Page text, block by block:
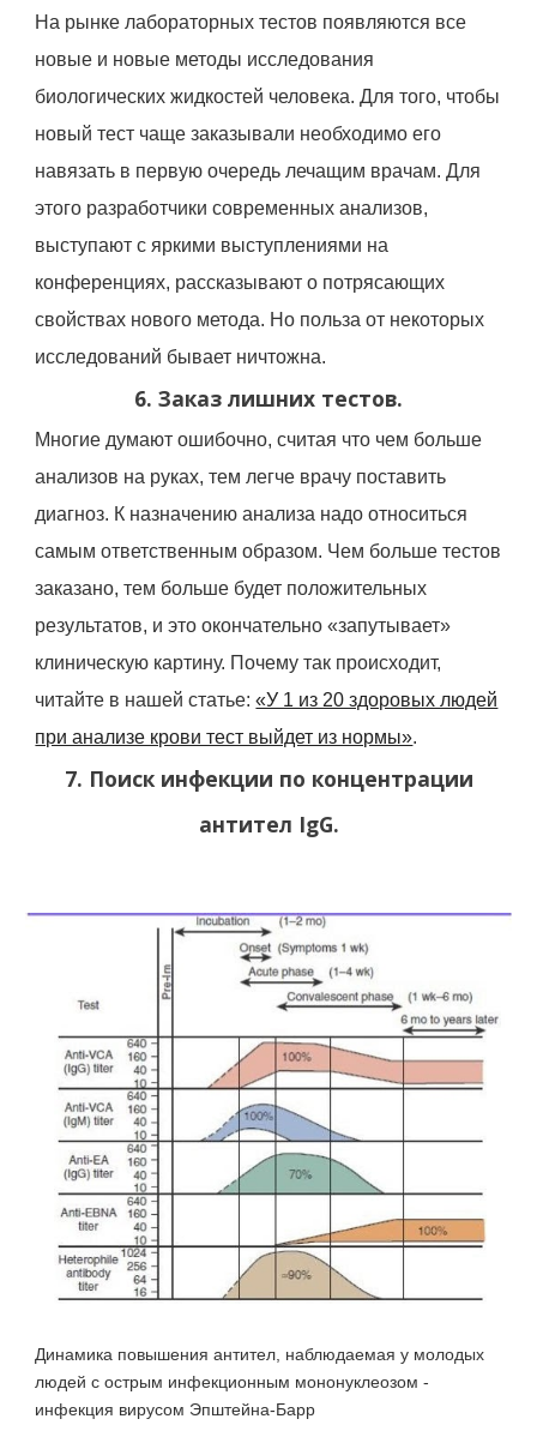
На рынке лабораторных тестов появляются все
новые и новые методы исследования
биологических жидкостей человека. Для того, чтобы
новый тест чаще заказывали необходимо его
навязать в первую очередь лечащим врачам. Для
этого разработчики современных анализов,
выступают с яркими выступлениями на
конференциях, рассказывают о потрясающих
свойствах нового метода. Но польза от некоторых
исследований бывает ничтожна.
6. Заказ лишних тестов.
Многие думают ошибочно, считая что чем больше
анализов на руках, тем легче врачу поставить
диагноз. К назначению анализа надо относиться
самым ответственным образом. Чем больше тестов
заказано, тем больше будет положительных
результатов, и это окончательно «запутывает»
клиническую картину. Почему так происходит,
читайте в нашей статье: «У 1 из 20 здоровых людей
при анализе крови тест выйдет из нормы».
7. Поиск инфекции по концентрации
антител IgG.
Динамика повышения антител, наблюдаемая у молодых
людей с острым инфекционным мононуклеозом -
инфекция вирусом Эпштейна-Барр